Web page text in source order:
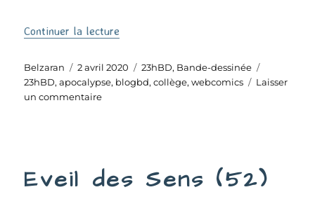
Continuer la lecture
Auteur
Belzaran
Publié
le
2 avril 2020 Catégories
23hBD, Bande-dessinée
23hBD,apocalypse, blogbd,collège,webcomics
Laisser
un commentairesur
Eveil des Sens (52)